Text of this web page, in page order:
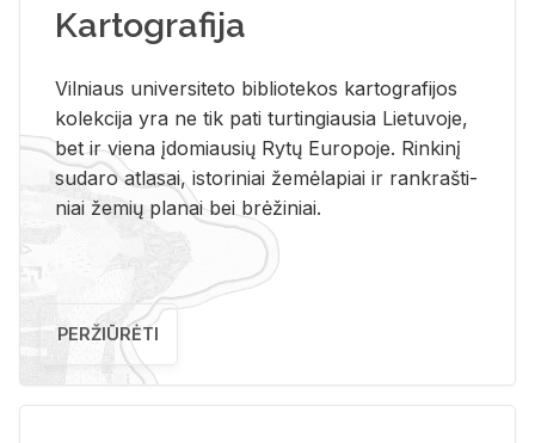
Kartografija
Vil­niaus uni­ver­si­te­to bi­b­lio­te­kos kar­to­gra­fi­jos
ko­lek­ci­ja yra ne tik pati tur­tin­giau­sia Lie­tu­vo­je,
bet ir vie­na įdo­miau­sių Rytų Eu­ro­po­je. Rin­ki­nį
su­da­ro at­la­sai, is­to­ri­niai že­mė­la­piai ir rank­raš­ti­
niai že­mių pla­nai bei brė­ži­niai.
PERŽIŪRĖTI